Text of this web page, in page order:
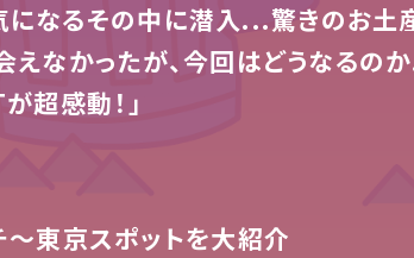
なるその中に潜入...驚きのお土
えなかったが、今回はどうなるの
超感動！」
東京スポットを大紹介